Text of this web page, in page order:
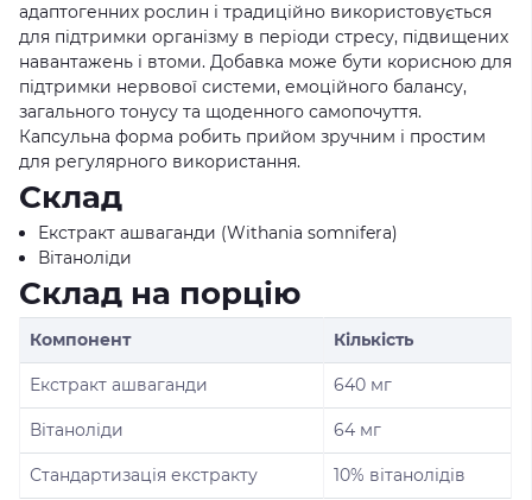
адаптогенних рослин і традиційно використовується
для підтримки організму в періоди стресу, підвищених
навантажень і втоми. Добавка може бути корисною для
підтримки нервової системи, емоційного балансу,
загального тонусу та щоденного самопочуття.
Капсульна форма робить прийом зручним і простим
для регулярного використання.
Склад
Екстракт ашваганди (Withania somnifera)
Вітаноліди
Склад на порцію
Компонент Кількість
Екстракт ашваганди 640 мг
Вітаноліди 64 мг
Стандартизація екстракту 10% вітанолідів